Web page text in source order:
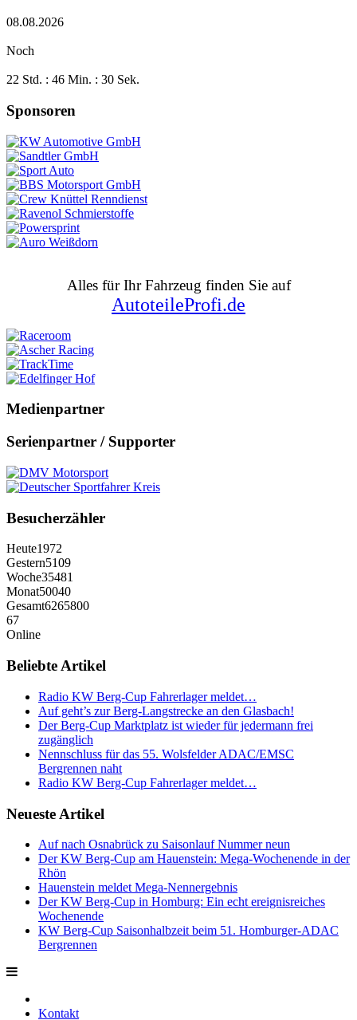
08.08.2026
Noch
22 Std. : 46 Min. : 30 Sek.
Sponsoren
Alles für Ihr Fahrzeug finden Sie auf
AutoteileProfi.de
Medienpartner
Serienpartner / Supporter
Besucherzähler
Heute1972
Gestern5109
Woche35481
Monat50040
Gesamt6265800
67
Online
Beliebte Artikel
Radio KW Berg-Cup Fahrerlager meldet…
Auf geht’s zur Berg-Langstrecke an den Glasbach!
Der Berg-Cup Marktplatz ist wieder für jedermann frei
zugänglich
Nennschluss für das 55. Wolsfelder ADAC/EMSC
Bergrennen naht
Radio KW Berg-Cup Fahrerlager meldet…
Neueste Artikel
Auf nach Osnabrück zu Saisonlauf Nummer neun
Der KW Berg-Cup am Hauenstein: Mega-Wochenende in der
Rhön
Hauenstein meldet Mega-Nennergebnis
Der KW Berg-Cup in Homburg: Ein echt ereignisreiches
Wochenende
KW Berg-Cup Saisonhalbzeit beim 51. Homburger-ADAC
Bergrennen
Kontakt